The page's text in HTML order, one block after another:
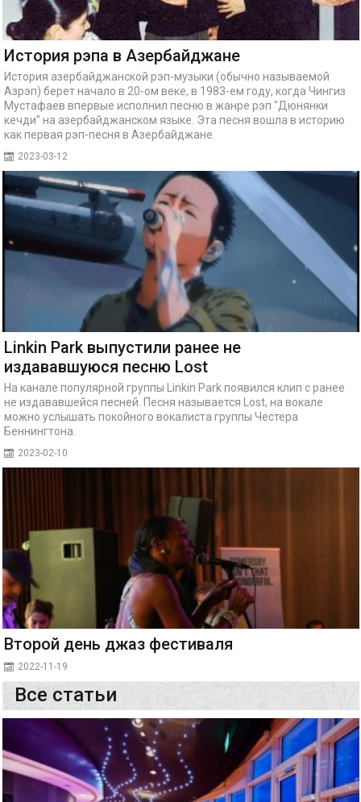
История рэпа в Азербайджане
История азербайджанской рэп-музыки (обычно называемой
Азрэп) берет начало в 20-ом веке, в 1983-ем году, когда Чингиз
Мустафаев впервые исполнил песню в жанре рэп "Дюнянки
кечди" на азербайджанском языке. Эта песня вошла в историю
как первая рэп-песня в Азербайджане.
2023-03-12
Linkin Park выпустили ранее не
издававшуюся песню Lost
На канале популярной группы Linkin Park появился клип с ранее
не издававшейся песней. Песня называется Lost, на вокале
можно услышать покойного вокалиста группы Честера
Беннингтона.
2023-02-10
Второй день джаз фестиваля
2022-11-19
Все статьи